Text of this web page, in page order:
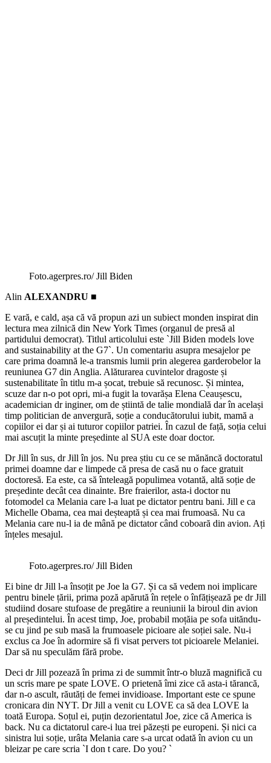
Foto.agerpres.ro/ Jill Biden
Alin ALEXANDRU ■
E vară, e cald, așa că vă propun azi un subiect monden inspirat din
lectura mea zilnică din New York Times (organul de presă al
partidului democrat). Titlul articolului este `Jill Biden models love
and sustainability at the G7`. Un comentariu asupra mesajelor pe
care prima doamnă le-a transmis lumii prin alegerea garderobelor la
reuniunea G7 din Anglia. Alăturarea cuvintelor dragoste și
sustenabilitate în titlu m-a șocat, trebuie să recunosc. Și mintea,
scuze dar n-o pot opri, mi-a fugit la tovarășa Elena Ceaușescu,
academician dr inginer, om de știintă de talie mondială dar în același
timp politician de anvergură, soție a conducătorului iubit, mamă a
copiilor ei dar și ai tuturor copiilor patriei. În cazul de față, soția celui
mai ascuțit la minte președinte al SUA este doar doctor.
Dr Jill în sus, dr Jill în jos. Nu prea știu cu ce se mănăncă doctoratul
primei doamne dar e limpede că presa de casă nu o face gratuit
doctoresă. Ea este, ca să înteleagă populimea votantă, altă soție de
președinte decât cea dinainte. Bre fraierilor, asta-i doctor nu
fotomodel ca Melania care l-a luat pe dictator pentru bani. Jill e ca
Michelle Obama, cea mai deșteaptă și cea mai frumoasă. Nu ca
Melania care nu-l ia de mână pe dictator când coboară din avion. Ați
înțeles mesajul.
Foto.agerpres.ro/ Jill Biden
Ei bine dr Jill l-a însoțit pe Joe la G7. Și ca să vedem noi implicare
pentru binele țării, prima poză apărută în rețele o înfățișează pe dr Jill
studiind dosare stufoase de pregătire a reuniunii la biroul din avion
al președintelui. În acest timp, Joe, probabil moțăia pe sofa uităndu-
se cu jind pe sub masă la frumoasele picioare ale soției sale. Nu-i
exclus ca Joe în adormire să fi visat pervers tot picioarele Melaniei.
Dar să nu speculăm fără probe.
Deci dr Jill pozează în prima zi de summit într-o bluză magnifică cu
un scris mare pe spate LOVE. O prietenă îmi zice că asta-i tărancă,
dar n-o ascult, răutăți de femei invidioase. Important este ce spune
cronicara din NYT. Dr Jill a venit cu LOVE ca să dea LOVE la
toată Europa. Soțul ei, puțin dezorientatul Joe, zice că America is
back. Nu ca dictatorul care-i lua trei păzești pe europeni. Și nici ca
sinistra lui soție, urâta Melania care s-a urcat odată în avion cu un
bleizar pe care scria `I don t care. Do you? `